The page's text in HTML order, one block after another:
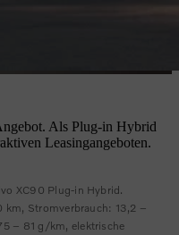
Als Plug-in Hybrid
Leasingangeboten.
XC90 Plug-in Hybrid.
Stromverbrauch: 13,2 –
– 81 g/km, elektrische